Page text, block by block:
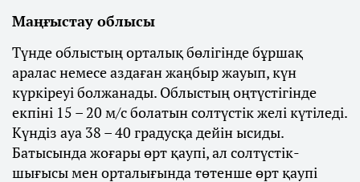
Маңғыстау облысы
Түнде облыстың орталық бөлігінде бұршақ
аралас немесе аздаған жаңбыр жауып, күн
күркіреуі болжанады. Облыстың оңтүстігінде
екпіні 15 – 20 м/с болатын солтүстік желі күтіледі.
Күндіз ауа 38 – 40 градусқа дейін ысиды.
Батысында жоғары өрт қаупі, ал солтүстік-
шығысы мен орталығында төтенше өрт қаупі